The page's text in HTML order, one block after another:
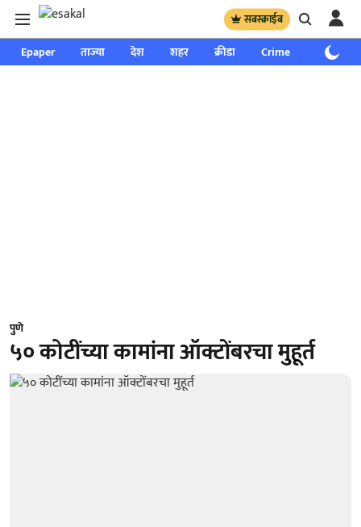
सबस्क्राईब
Epaper ताज्या देश शहर क्रीडा Crime साप्ताहिक
पुणे
५० कोटींच्या कामांना ऑक्टोंबरचा मुहूर्त